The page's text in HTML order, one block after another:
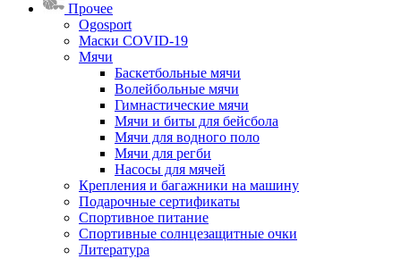
Прочее
Ogosport
Маски COVID-19
Мячи
Баскетбольные мячи
Волейбольные мячи
Гимнастические мячи
Мячи и биты для бейсбола
Мячи для водного поло
Мячи для регби
Насосы для мячей
Крепления и багажники на машину
Подарочные сертификаты
Спортивное питание
Спортивные солнцезащитные очки
Литература